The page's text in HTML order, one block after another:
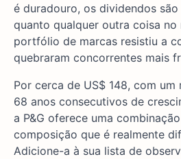
é duradouro, os dividendos
quanto qualquer outra coisa no
portfólio de marcas resistiu a
quebraram concorrentes mais
Por cerca de US$ 148, com um
68 anos consecutivos de
a P&G oferece uma
composição que é realmente
Adicione-a à sua lista de